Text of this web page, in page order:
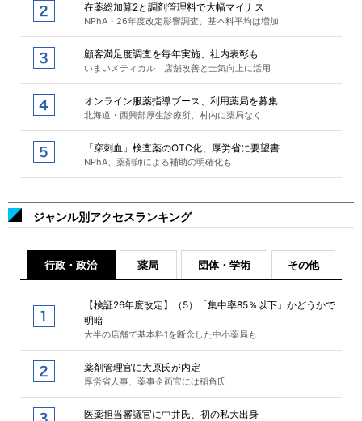
在薬総加算2と調剤管理料で大幅マイナス
NPhA・26年度改定影響調査、基本料平均は増加
顧客満足度調査を毎年実施、社内表彰も
いまいメディカル 店舗改善と士気向上に活用
オンライン服薬指導ブース、利用薬局を募集
北海道・西興部厚生診療所、村内に薬局なく
「穿刺血」検査薬のOTC化、厚労省に要望書
NPhA、薬剤師による補助の明確化も
ジャンル別アクセスランキング
行政・政治 薬局 団体・学術 その他
【検証26年度改定】（5）「集中率85％以下」かどうかで
明暗
大半の店舗で基本料1を断念した中小薬局も
薬剤管理官に大原氏が内定
厚労省人事、薬事企画官には稲角氏
医薬担当審議官に中井氏、初の私大出身